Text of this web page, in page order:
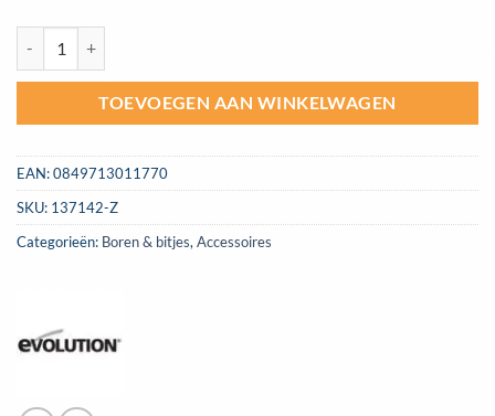
TOEVOEGEN AAN WINKELWAGEN
EAN:0849713011770
SKU: 137142-Z
Categorieën: Boren & bitjes,Accessoires